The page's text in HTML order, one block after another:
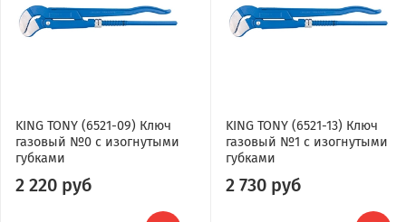
KING TONY (6521-09) Ключ
газовый №0 с изогнутыми
губками
2 220 руб
KING TONY (6521-13) Ключ
газовый №1 с изогнутыми
губками
2 730 руб